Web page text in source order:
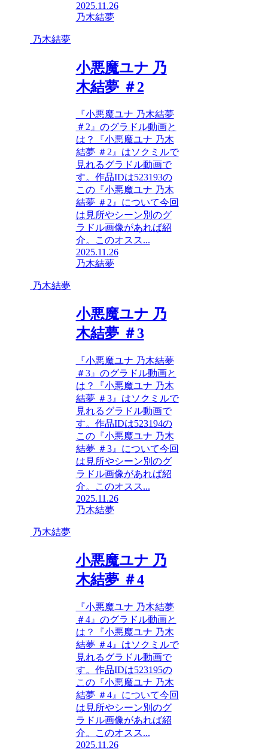
2025.11.26
乃木結夢
乃木結夢
小悪魔ユナ 乃
木結夢 ＃2
『小悪魔ユナ 乃木結夢
＃2』のグラドル動画と
は？『小悪魔ユナ 乃木
結夢 ＃2』はソクミルで
見れるグラドル動画で
す。作品IDは523193の
この『小悪魔ユナ 乃木
結夢 ＃2』について今回
は見所やシーン別のグ
ラドル画像があれば紹
介。このオスス...
2025.11.26
乃木結夢
乃木結夢
小悪魔ユナ 乃
木結夢 ＃3
『小悪魔ユナ 乃木結夢
＃3』のグラドル動画と
は？『小悪魔ユナ 乃木
結夢 ＃3』はソクミルで
見れるグラドル動画で
す。作品IDは523194の
この『小悪魔ユナ 乃木
結夢 ＃3』について今回
は見所やシーン別のグ
ラドル画像があれば紹
介。このオスス...
2025.11.26
乃木結夢
乃木結夢
小悪魔ユナ 乃
木結夢 ＃4
『小悪魔ユナ 乃木結夢
＃4』のグラドル動画と
は？『小悪魔ユナ 乃木
結夢 ＃4』はソクミルで
見れるグラドル動画で
す。作品IDは523195の
この『小悪魔ユナ 乃木
結夢 ＃4』について今回
は見所やシーン別のグ
ラドル画像があれば紹
介。このオスス...
2025.11.26